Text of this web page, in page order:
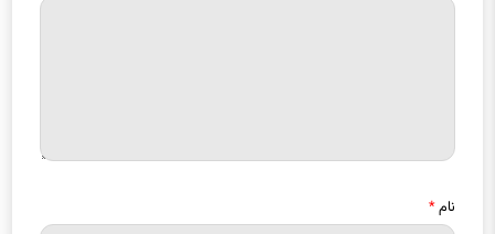
دیدگاه